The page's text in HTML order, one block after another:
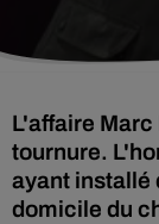
L'affaire
tournure.
ayant installé
domicile du